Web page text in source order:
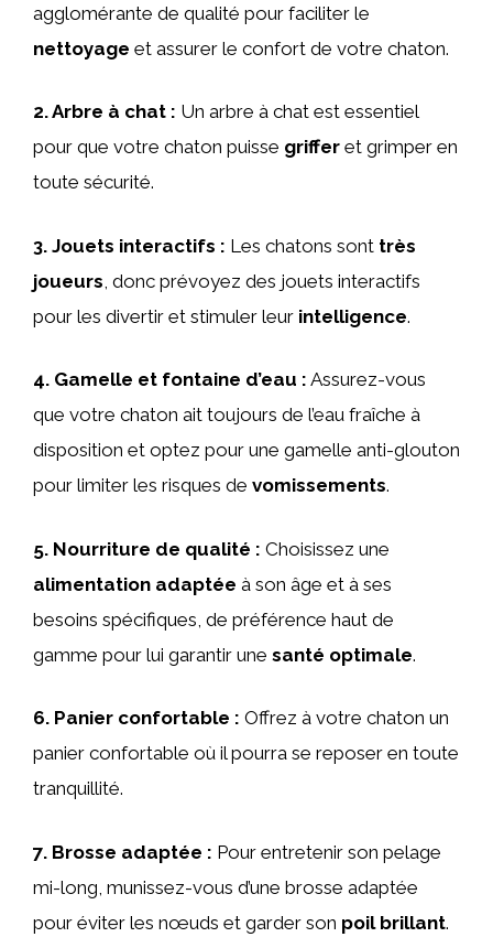
agglomérante de qualité pour faciliter le
nettoyage et assurer le confort de votre chaton.
2.Arbre à chat : Un arbre à chat est essentiel
pour que votre chaton puisse griffer et grimper en
toute sécurité.
3. Jouets interactifs : Les chatons sont très
joueurs , donc prévoyez des jouets interactifs
pour les divertir et stimuler leur intelligence.
4. Gamelle et fontaine d’eau : Assurez-vous
que votre chaton ait toujours de l’eau fraîche à
disposition et optez pour une gamelle anti-glouton
pour limiter les risques de vomissements.
5. Nourriture de qualité : Choisissez une
alimentation adaptée à son âge et à ses
besoins spécifiques, de préférence haut de
gamme pour lui garantir une santé optimale.
6. Panier confortable : Offrez à votre chaton un
panier confortable où il pourra se reposer en toute
tranquillité.
7. Brosse adaptée : Pour entretenir son pelage
mi-long, munissez-vous d’une brosse adaptée
pour éviter les nœuds et garder son poil brillant.